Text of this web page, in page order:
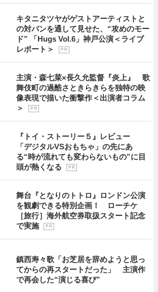
キタニタツヤがゲストアーティストと
の対バンを通して見せた、“攻めのモー
ド” 「Hugs Vol.6」神戸公演＜ライブ
レポート＞
P R
主演・森七菜×長久允監督『炎上』 歌
舞伎町の過酷さときらきらを独特の映
像表現で描いた衝撃作＜出演者コラム
＞
P R
『トイ・ストーリー５』レビュー
「デジタルVSおもちゃ」の先にあ
る“時が流れても変わらないもの”に目
頭が熱くなる
P R
舞台『となりのトトロ』ロンドン公演
を観劇できる特別企画！ ローチケ
［旅行］海外航空券取扱スタート記念
で実施
P R
鎮西寿々歌「お芝居を辞めようと思っ
てからの再スタートだった」 主演作
で再会した“演じる喜び”